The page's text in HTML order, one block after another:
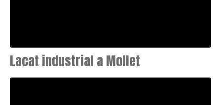
Lacat industrial a Mollet